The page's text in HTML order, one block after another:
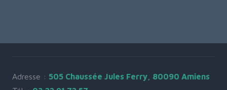
Adresse : 505 Chaussée Jules Ferry, 80090 Amiens